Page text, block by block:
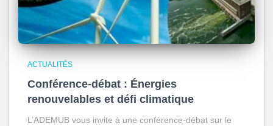
ACTUALITÉS
Conférence-débat : Énergies
renouvelables et défi climatique
L’ADEMUB vous invite à une conférence-débat sur le